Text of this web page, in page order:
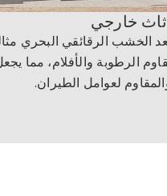
خارجي
الخشب الرقائقي البحري
الرطوبة والأفلام، مما
لعوامل الطيران.